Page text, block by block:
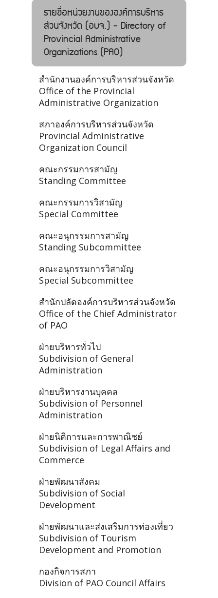
รายชื่อหน่วยงานขององค์การบริหาร
ส่วนจังหวัด (อบจ.) - Directory of
Provincial Administrative
Organizations (PAO)
สำนักงานองค์การบริหารส่วนจังหวัด
Office of the Provincial
Administrative Organization
สภาองค์การบริหารส่วนจังหวัด
Provincial Administrative
Organization Council
คณะกรรมการสามัญ
Standing Committee
คณะกรรมการวิสามัญ
Special Committee
คณะอนุกรรมการสามัญ
Standing Subcommittee
คณะอนุกรรมการวิสามัญ
Special Subcommittee
สำนักปลัดองค์การบริหารส่วนจังหวัด
Office of the Chief Administrator
of PAO
ฝ่ายบริหารทั่วไป
Subdivision of General
Administration
ฝ่ายบริหารงานบุคคล
Subdivision of Personnel
Administration
ฝ่ายนิติการและการพาณิชย์
Subdivision of Legal Affairs and
Commerce
ฝ่ายพัฒนาสังคม
Subdivision of Social
Development
ฝ่ายพัฒนาและส่งเสริมการท่องเที่ยว
Subdivision of Tourism
Development and Promotion
กองกิจการสภา
Division of PAO Council Affairs